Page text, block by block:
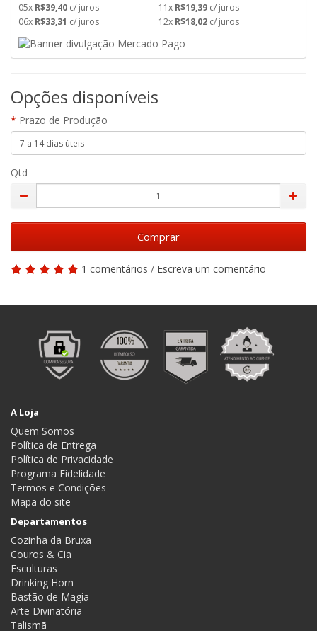
05x R$39,40 c/ juros
06x R$33,31 c/ juros
11x R$19,39 c/ juros
12x R$18,02 c/ juros
Opções disponíveis
Prazo de Produção
Qtd
Comprar
1 comentários / Escreva um comentário
A Loja
Quem Somos
Política de Entrega
Política de Privacidade
Programa Fidelidade
Termos e Condições
Mapa do site
Departamentos
Cozinha da Bruxa
Couros & Cia
Esculturas
Drinking Horn
Bastão de Magia
Arte Divinatória
Talismã